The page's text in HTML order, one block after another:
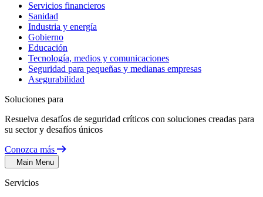
Servicios financieros
Sanidad
Industria y energía
Gobierno
Educación
Tecnología, medios y comunicaciones
Seguridad para pequeñas y medianas empresas
Asegurabilidad
Soluciones para
Resuelva desafíos de seguridad críticos con soluciones creadas para
su sector y desafíos únicos
Conozca más
Main Menu
Servicios